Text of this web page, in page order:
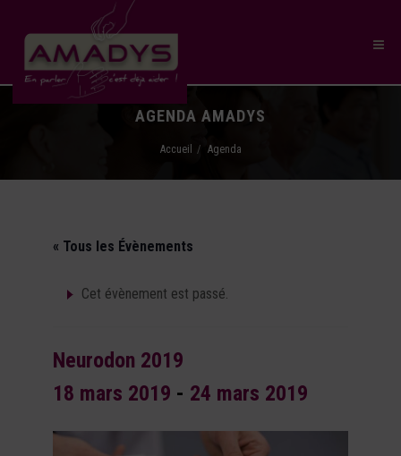
AGENDA AMADYS
Accueil Agenda
« Tous les Évènements
Cet évènement est passé.
Neurodon 2019
18 mars 2019 - 24 mars 2019